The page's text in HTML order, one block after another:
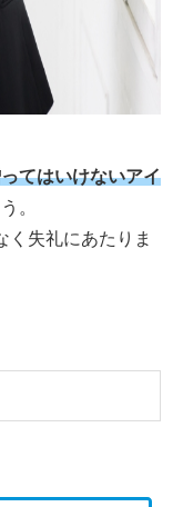
てはいけないアイ
。
く失礼にあたりま